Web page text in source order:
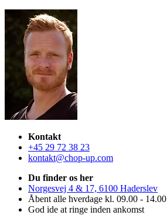
Kontakt
+45 29 72 38 23
kontakt@chop-up.com
Du finder os her
Norgesvej 4 & 17, 6100 Haderslev
Åbent alle hverdage kl. 09.00 - 14.00
God ide at ringe inden ankomst